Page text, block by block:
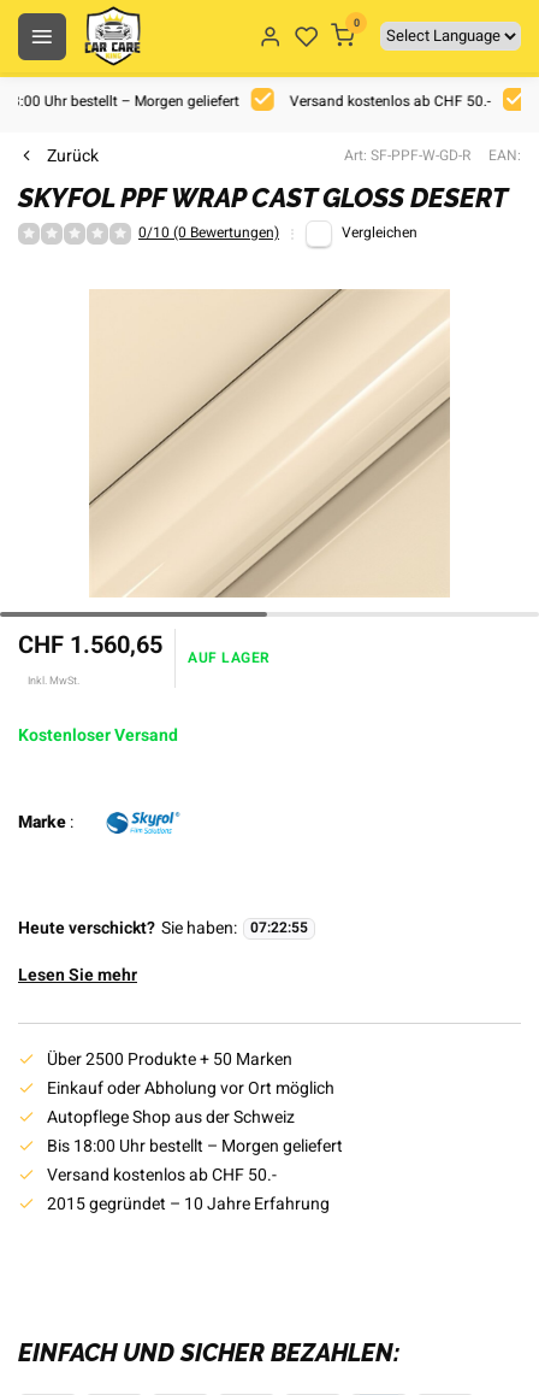
0
Uhr bestellt – Morgen geliefert Versand kostenlos ab CHF 50.-
Zurück Art: SF-PPF-W-GD-R EAN:
SKYFOL PPF WRAP CAST GLOSS DESERT
0/10 (0 Bewertungen) Vergleichen
CHF 1.560,65
Inkl. MwSt.
AUF LAGER
Kostenloser Versand
Marke:
Heute verschickt? Sie haben: 07:22:54
Lesen Sie mehr
Über 2500 Produkte + 50 Marken
Einkauf oder Abholung vor Ort möglich
Autopflege Shop aus der Schweiz
Bis 18:00 Uhr bestellt – Morgen geliefert
Versand kostenlos ab CHF 50.-
2015 gegründet – 10 Jahre Erfahrung
EINFACH UND SICHER BEZAHLEN: